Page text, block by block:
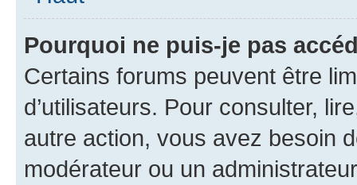
Pourquoi ne puis-je pas
Certains forums peuvent être
d’utilisateurs. Pour consulter,
autre action, vous avez besoin
modérateur ou un